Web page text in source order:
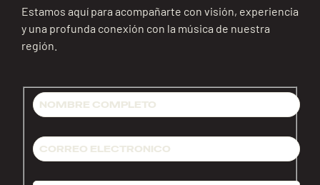
Estamos aquí para acompañarte con visión, experiencia
y una profunda conexión con la música de nuestra
región.